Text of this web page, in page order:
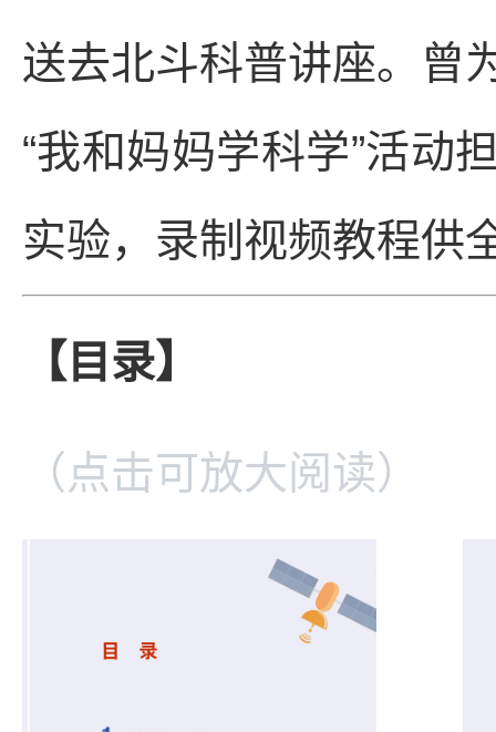
送去北斗科普讲座。曾
“我和妈妈学科学”活动
实验，录制视频教程供
【目录】
（点击可放大阅读）